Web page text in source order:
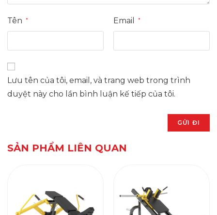
Tên * Email *
Lưu tên của tôi, email, và trang web trong trình
duyệt này cho lần bình luận kế tiếp của tôi.
SẢN PHẨM LIÊN QUAN